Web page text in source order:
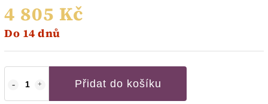
4 805 Kč
Do 14 dnů
Přidat do košíku